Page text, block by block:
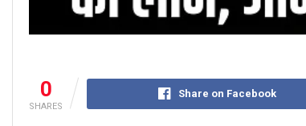
0
SHARES
Share on Facebook